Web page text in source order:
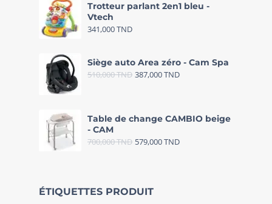
Trotteur parlant 2en1 bleu -
Vtech
341,000TND
Siège auto Area zéro - Cam Spa
510,000TND 387,000TND
Table de change CAMBIO beige
- CAM
700,000TND 579,000TND
ÉTIQUETTES PRODUIT